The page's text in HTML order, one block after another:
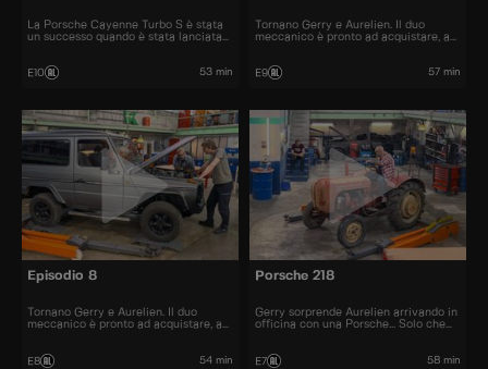
La Porsche Cayenne Turbo S è stata
un successo quando è stata lanciata
E10 53 min
Tornano Gerry e Aurelien. Il duo
meccanico è pronto ad acquistare, a
bellissime.
E9 57 min
Episodio 8
Tornano Gerry e Aurelien. Il duo
meccanico è pronto ad acquistare, a
bellissime.
E8 54 min
Porsche 218
Gerry sorprende Aurelien arrivando in
officina con una Porsche... Solo che
E7 58 min